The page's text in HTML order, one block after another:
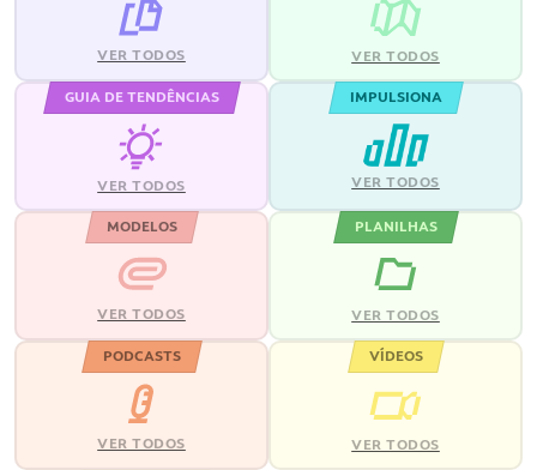
VER TODOS VER TODOS
GUIA DE TENDÊNCIAS
VER TODOS
IMPULSIONA
VER TODOS
MODELOS
VER TODOS
PLANILHAS
VER TODOS
PODCASTS
VER TODOS
VÍDEOS
VER TODOS